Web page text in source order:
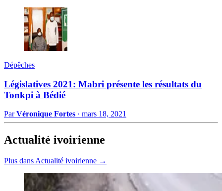
Dépêches
Législatives 2021: Mabri présente les résultats du
Tonkpi à Bédié
ParVéronique Fortes · mars 18, 2021
Actualité ivoirienne
Plus dans Actualité ivoirienne →